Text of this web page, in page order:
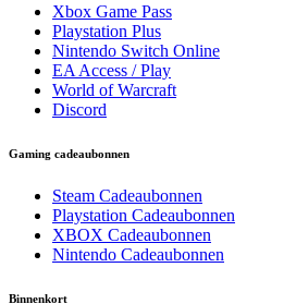
Xbox Game Pass
Playstation Plus
Nintendo Switch Online
EA Access / Play
World of Warcraft
Discord
Gaming cadeaubonnen
Steam Cadeaubonnen
Playstation Cadeaubonnen
XBOX Cadeaubonnen
Nintendo Cadeaubonnen
Binnenkort